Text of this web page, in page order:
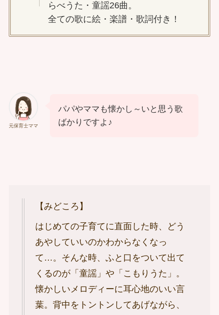
らべうた・童謡26曲。
全ての歌に絵・楽譜・歌詞付き！
元保育士ママ
パパやママも懐かし～いと思う歌
ばかりですよ♪
【みどころ】
はじめての子育てに直面した時、どう
あやしていいのかわからなくなっ
て…。そんな時、ふと口をついて出て
くるのが「童謡」や「こもりうた」。
懐かしいメロディーに耳心地のいい言
葉。背中をトントンしてあげながら、